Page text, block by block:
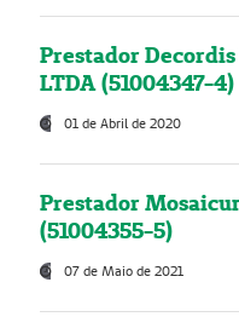
Prestador
LTDA (51004347-4)
01 de Abril de 2020
Prestador
(51004355-5)
07 de Maio de 2021